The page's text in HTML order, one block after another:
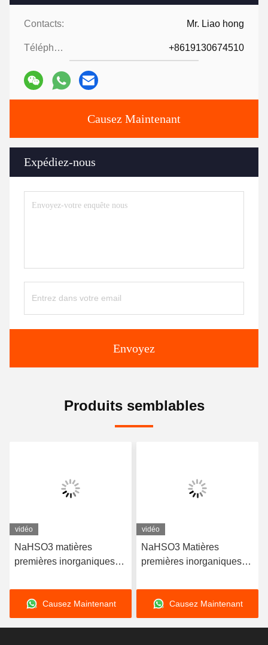
Contacts: Mr. Liao hong
Téléphone: +8619130674510
Causez Maintenant
Expédiez-nous
Envoyez
Produits semblables
vidéo
NaHSO3 matières
premières inorganiques
sodium pour le
blanchiment et la
conservation
Causez Maintenant
vidéo
NaHSO3 Matières
premières inorganiques
blanchiment et la
synthèse chimique
Causez Maintenant